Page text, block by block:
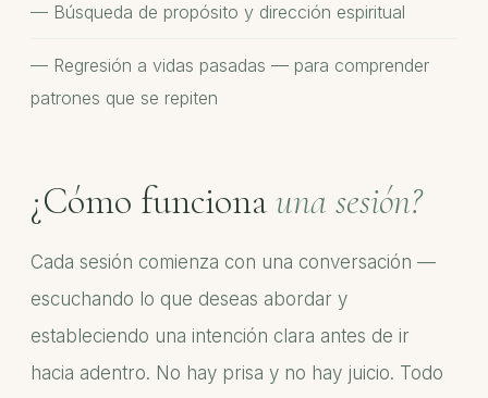
Búsqueda de propósito y dirección espiritual
Regresión a vidas pasadas — para comprender
patrones que se repiten
¿Cómo funcionauna sesión?
Cada sesión comienza con una conversación —
escuchando lo que deseas abordar y
estableciendo una intención clara antes de ir
hacia adentro. No hay prisa y no hay juicio. Todo